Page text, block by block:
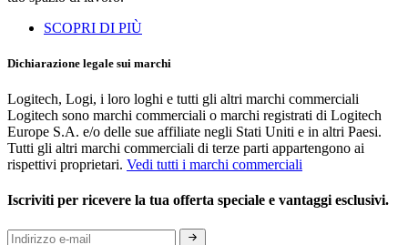
SCOPRI DI PIÙ
Dichiarazione legale sui marchi
Logitech, Logi, i loro loghi e tutti gli altri marchi commerciali
Logitech sono marchi commerciali o marchi registrati di Logitech
Europe S.A. e/o delle sue affiliate negli Stati Uniti e in altri Paesi.
Tutti gli altri marchi commerciali di terze parti appartengono ai
rispettivi proprietari. Vedi tutti i marchi commerciali
Iscriviti per ricevere la tua offerta speciale e vantaggi esclusivi.